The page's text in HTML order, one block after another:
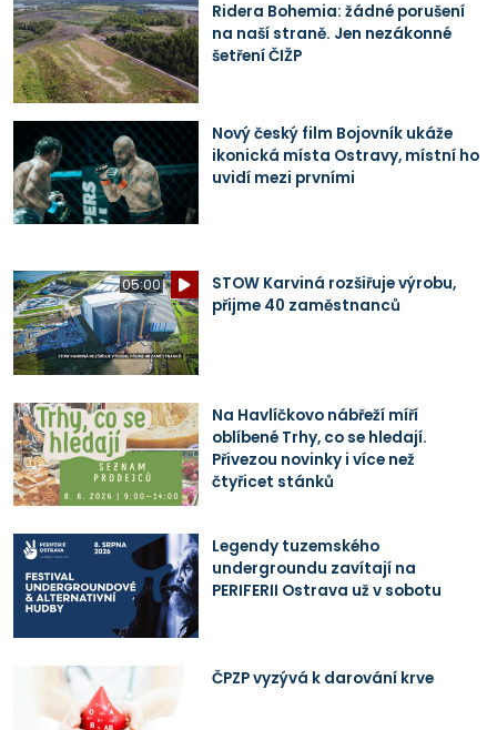
Ridera Bohemia: žádné porušení
na naší straně. Jen nezákonné
šetření ČIŽP
Nový český film Bojovník ukáže
ikonická místa Ostravy, místní ho
uvidí mezi prvními
05:00
STOW Karviná rozšiřuje výrobu,
přijme 40 zaměstnanců
Na Havlíčkovo nábřeží míří
oblíbené Trhy, co se hledají.
Přivezou novinky i více než
čtyřicet stánků
Legendy tuzemského
undergroundu zavítají na
PERIFERII Ostrava už v sobotu
ČPZP vyzývá k darování krve